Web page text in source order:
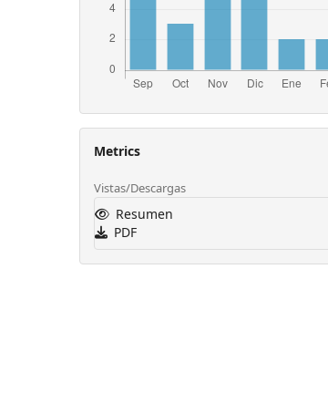
Metrics
Vistas/Descargas
Resumen
PDF